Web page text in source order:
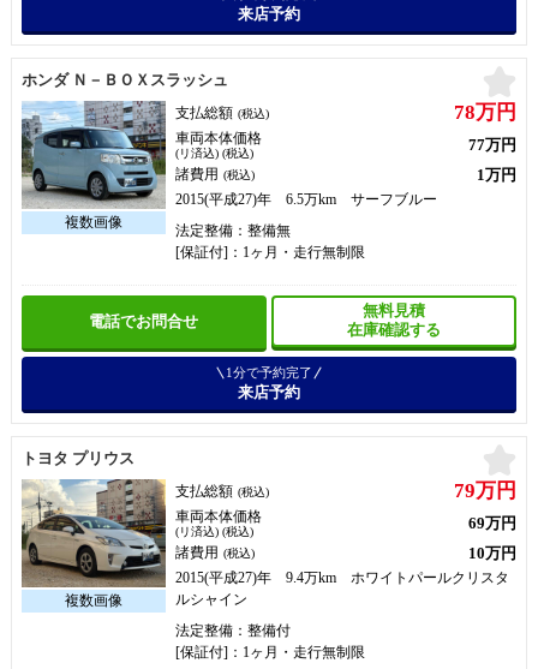
来店予約
ホンダ Ｎ－ＢＯＸスラッシュ
支払総額 (税込) 78万円
車両本体価格
(リ済込) (税込) 77万円
諸費用 (税込) 1万円
2015(平成27)年 6.5万km サーフブルー
法定整備：整備無
[保証付]：1ヶ月・走行無制限
電話でお問合せ
無料見積
在庫確認する
1分で予約完了
来店予約
トヨタ プリウス
支払総額 (税込) 79万円
車両本体価格
(リ済込) (税込) 69万円
諸費用 (税込) 10万円
2015(平成27)年 9.4万km ホワイトパールクリスタ
ルシャイン
法定整備：整備付
[保証付]：1ヶ月・走行無制限